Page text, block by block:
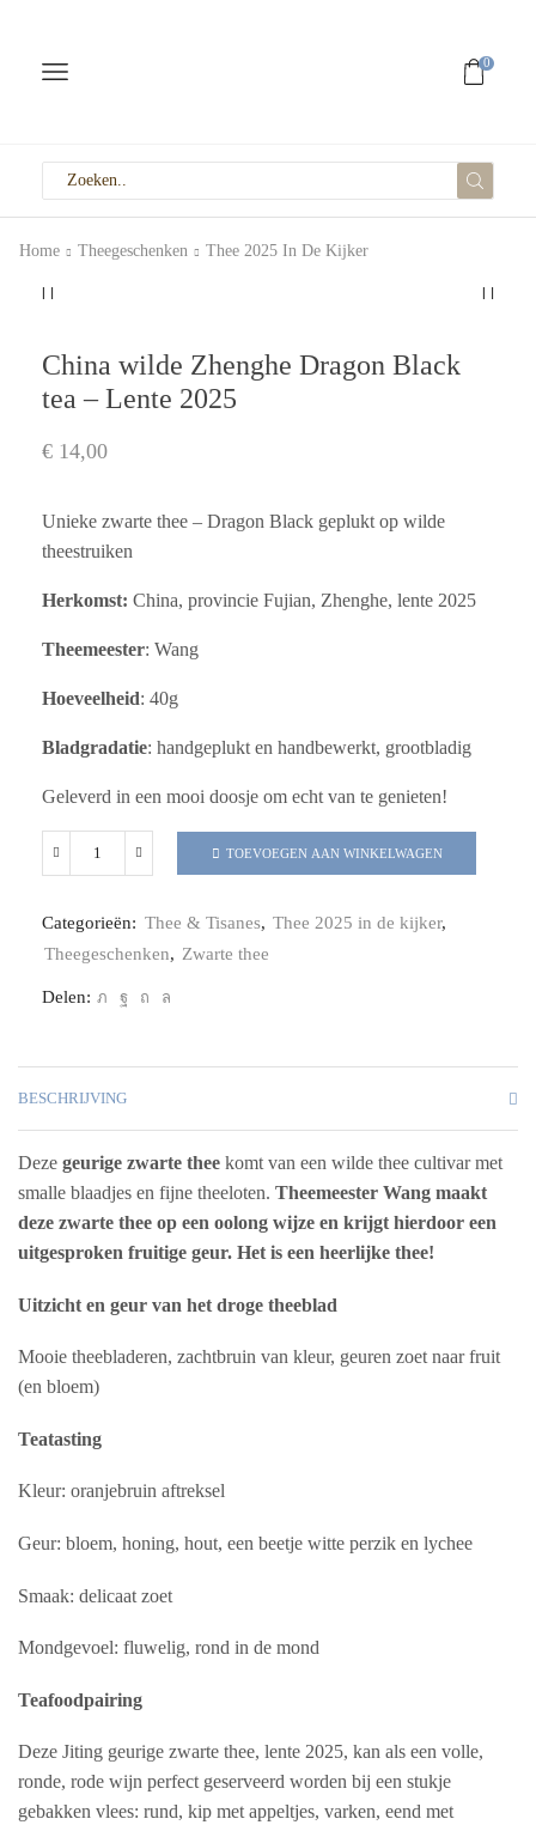
0
Home Theegeschenken Thee 2025 In De Kijker
China wilde Zhenghe Dragon Black
tea – Lente 2025
€ 14,00
Unieke zwarte thee – Dragon Black geplukt op wilde
theestruiken
Herkomst: China, provincie Fujian, Zhenghe, lente 2025
Theemeester: Wang
Hoeveelheid: 40g
Bladgradatie: handgeplukt en handbewerkt, grootbladig
Geleverd in een mooi doosje om echt van te genieten!
TOEVOEGEN AAN WINKELWAGEN
Categorieën: Thee & Tisanes, Thee 2025 in de kijker,
Theegeschenken, Zwarte thee
Delen:
BESCHRIJVING
Deze geurige zwarte thee komt van een wilde thee cultivar met
smalle blaadjes en fijne theeloten. Theemeester Wang maakt
deze zwarte thee op een oolong wijze en krijgt hierdoor een
uitgesproken fruitige geur. Het is een heerlijke thee!
Uitzicht en geur van het droge theeblad
Mooie theebladeren, zachtbruin van kleur, geuren zoet naar fruit
(en bloem)
Teatasting
Kleur: oranjebruin aftreksel
Geur: bloem, honing, hout, een beetje witte perzik en lychee
Smaak: delicaat zoet
Mondgevoel: fluwelig, rond in de mond
Teafoodpairing
Deze Jiting geurige zwarte thee, lente 2025, kan als een volle,
ronde, rode wijn perfect geserveerd worden bij een stukje
gebakken vlees: rund, kip met appeltjes, varken, eend met